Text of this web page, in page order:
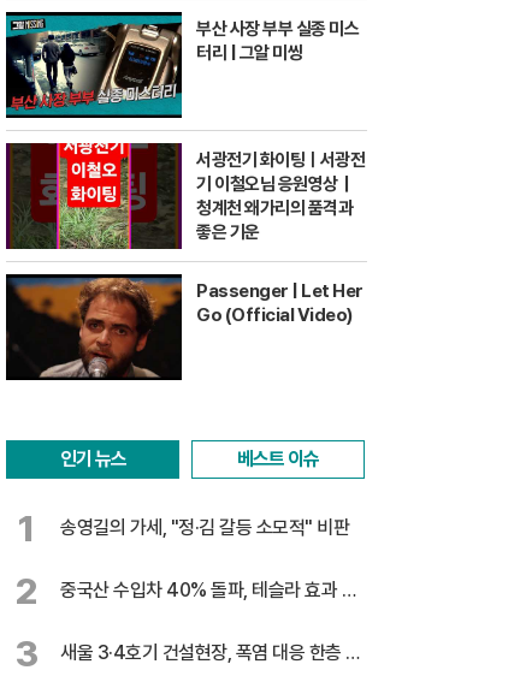
부산 사장 부부 실종 미스
터리 | 그알 미씽
서광전기 화이팅ㅣ서광전
기 이철오님 응원영상｜
청계천 왜가리의 품격과
좋은 기운
Passenger | Let Her
Go (Official Video)
인기 뉴스 베스트 이슈
1 송영길의 가세, "정·김 갈등 소모적" 비판
2 중국산 수입차 40% 돌파, 테슬라 효과 톡
톡
3 새울 3·4호기 건설현장, 폭염 대응 한층 강